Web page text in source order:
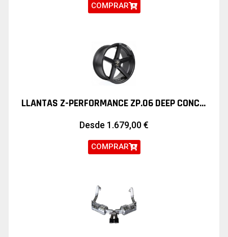
COMPRAR
LLANTAS Z-PERFORMANCE ZP.06 DEEP CONCAVE 19″ BMW MINI
Desde 1.679,00€
COMPRAR